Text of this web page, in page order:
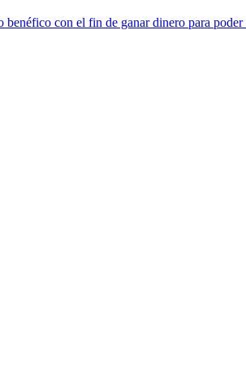
con el fin de ganar dinero para poder